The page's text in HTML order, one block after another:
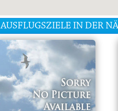
AUSFLUGSZIELE IN DER